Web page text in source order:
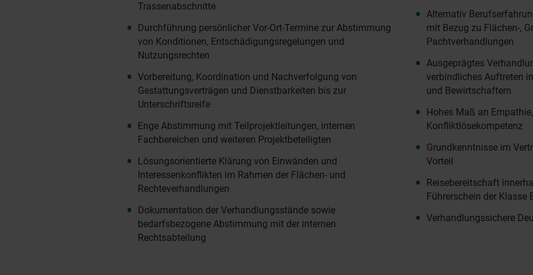
Trassenabschnitte
Durchführung persönlicher Vor-Ort-Termine zur Abstimmung
von Konditionen, Entschädigungsregelungen und
Nutzungsrechten
Vorbereitung, Koordination und Nachverfolgung von
Gestattungsverträgen und Dienstbarkeiten bis zur
Unterschriftsreife
Enge Abstimmung mit Teilprojektleitungen, internen
Fachbereichen und weiteren Projektbeteiligten
Lösungsorientierte Klärung von Einwänden und
Interessenkonflikten im Rahmen der Flächen- und
Rechteverhandlungen
Dokumentation der Verhandlungsstände sowie
bedarfsbezogene Abstimmung mit der internen
Rechtsabteilung
Alternativ
mit Bezug zu Flächen-,
Pachtverhandlungen
Ausgeprägtes
verbindliches Auftreten
und Bewirtschaftern
Hohes Maß an
Konfliktlösekompetenz
Grundkenntnisse im
Vorteil
Reisebereitschaft
Führerschein der Klasse
Verhandlungssichere